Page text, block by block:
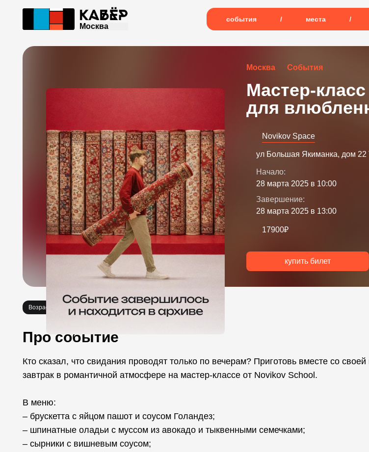
Москва
события / места /
Москва События
Мастер-
для
купить билет
Novikov Space
ул Большая Якиманка, дом
Начало:
28 марта 2025 в 10:00
Завершение:
28 марта 2025 в 13:00
17900₽
Возраст 16+ Мастер-классы Еда
Про событие
Кто сказал, что свидания проводят только по вечерам? Приготовь вместе со
завтрак в романтичной атмосфере на мастер-классе от Novikov School.
В меню:
– брускетта с яйцом пашот и соусом Голандез;
– шпинатные оладьи с муссом из авокадо и тыквенными семечками;
– сырники с вишневым соусом;